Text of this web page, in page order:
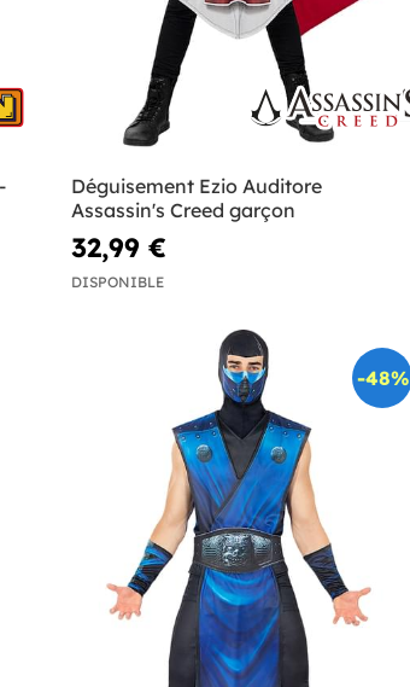
Déguisement Ezio Auditore
Assassin's Creed garçon
32,99 €
DISPONIBLE
-48%